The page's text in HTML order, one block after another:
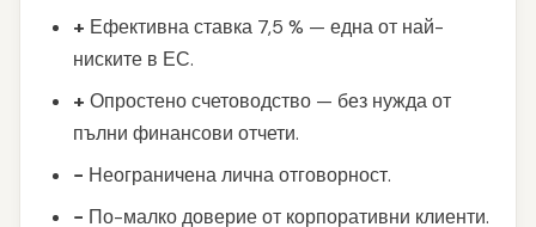
+ Ефективна ставка 7,5 % — една от най-
ниските в ЕС.
+ Опростено счетоводство — без нужда от
пълни финансови отчети.
− Неограничена лична отговорност.
− По-малко доверие от корпоративни клиенти.